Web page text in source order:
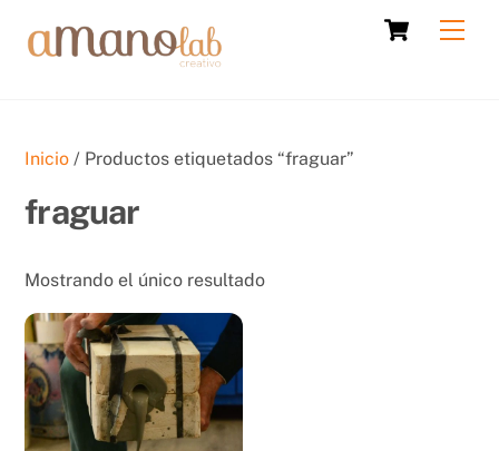
Cart
Inicio / Productos etiquetados “fraguar”
fraguar
Mostrando el único resultado